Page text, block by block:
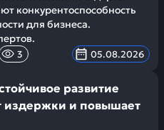
конкурентоспособность
для бизнеса.
3 05.08.2026
развитие
издержки и повышает